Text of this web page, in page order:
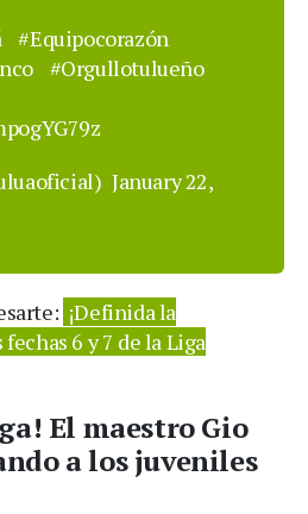
#Equipocorazón
#Orgullotulueño
January 22,
¡Definida la
6 y 7 de la Liga
El maestro Gio
a los juveniles